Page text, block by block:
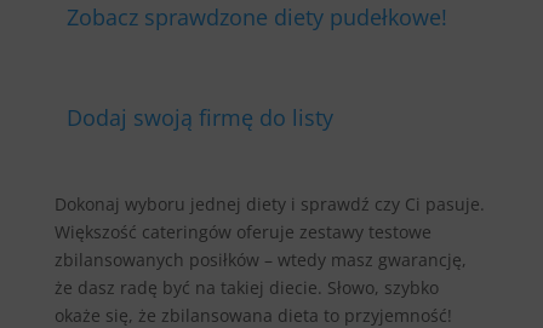
Zobacz sprawdzone diety pudełkowe!
Dodaj swoją firmę do listy
Dokonaj wyboru jednej diety i sprawdź czy Ci pasuje.
Większość cateringów oferuje zestawy testowe
zbilansowanych posiłków – wtedy masz gwarancję,
że dasz radę być na takiej diecie. Słowo, szybko
okaże się, że zbilansowana dieta to przyjemność!